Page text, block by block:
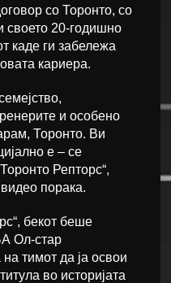
со Торонто, со
своето 20-годишно
каде ги забележа
кариера.
и особено
Торонто. Ви
е – се
Репторс“,
порака.
бекот беше
Ол-стар
тимот да ја освои
во историјата